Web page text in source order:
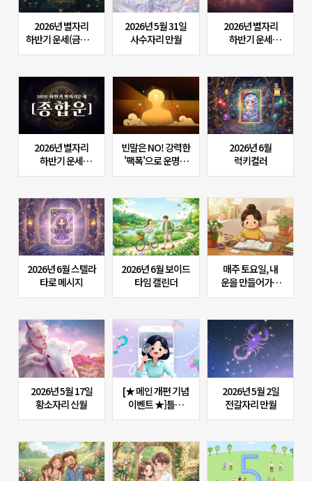
2026년 별자리
하반기 운세(금전운
&비즈니스운)
2026년 5월 31일
사수자리 만월
2026년 별자리
하반기 운세
(연애운)
2026년 별자리
하반기 운세
(종합운)
빈말은 NO! 강력한
'팩폭'으로 운명을
전하는 K-팩트 사주
2026년 6월
럭키컬러
2026년 6월 스텔라
타로 메시지
2026년 6월 보이드
타임 캘린더
매주 토요일, 내
운을 만들어가는
치트키 <주간 개운
소개합니다!
2026년 5월 17일
황소자리 신월
[★ 메인 개편 기념
이벤트 ★]틀린
그림 찾기? NO!
2026년 5월 2일
전갈자리 만월